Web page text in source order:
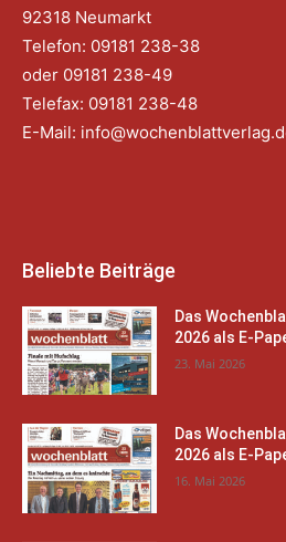
92318 Neumarkt
Telefon: 09181 238-38
oder 09181 238-49
Telefax: 09181 238-48
E-Mail:
Beliebte Beiträge
Das
2026 als E-
23. Mai 2026
Das
2026 als E-
16. Mai 2026